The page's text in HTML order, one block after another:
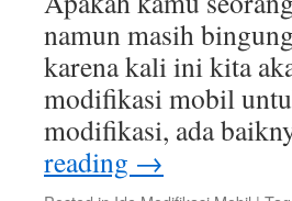
namun masih
karena kali ini kita
modifikasi mobil
modifikasi, ada
reading →